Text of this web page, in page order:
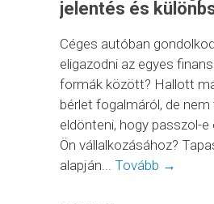
jelentés és
Céges autóban
eligazodni az egyes
formák között? Hallott
bérlet fogalmáról, de nem
eldönteni, hogy passzol-e
Ön vállalkozásához?
alapján... Tovább →